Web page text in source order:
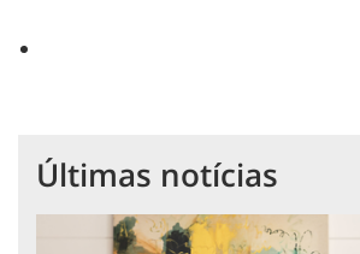
Últimas notícias